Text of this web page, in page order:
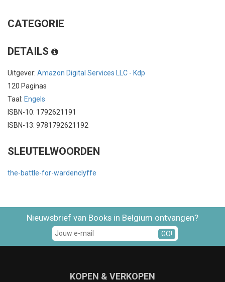
CATEGORIE
DETAILS
Uitgever: Amazon Digital Services LLC - Kdp
120 Paginas
Taal: Engels
ISBN-10: 1792621191
ISBN-13: 9781792621192
SLEUTELWOORDEN
the-battle-for-wardenclyffe
Nieuwsbrief van Books in Belgium ontvangen?
GO!
KOPEN & VERKOPEN